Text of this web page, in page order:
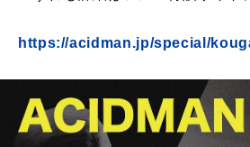
https://acidman.jp/special/